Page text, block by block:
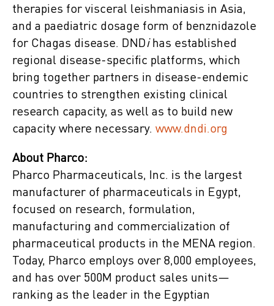
therapies for visceral leishmaniasis in Asia,
and a paediatric dosage form of benznidazole
for Chagas disease. DNDi has established
regional disease-specific platforms, which
bring together partners in disease-endemic
countries to strengthen existing clinical
research capacity, as well as to build new
capacity where necessary. www.dndi.org
About Pharco:
Pharco Pharmaceuticals, Inc. is the largest
manufacturer of pharmaceuticals in Egypt,
focused on research, formulation,
manufacturing and commercialization of
pharmaceutical products in the MENA region.
Today, Pharco employs over 8,000 employees,
and has over 500M product sales units—
ranking as the leader in the Egyptian